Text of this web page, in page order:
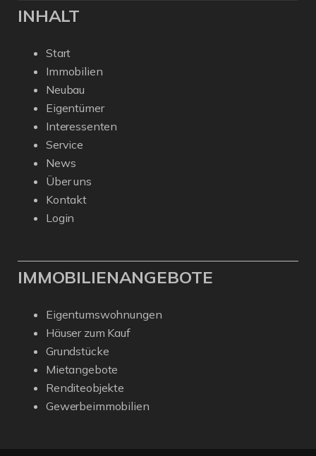
INHALT
Start
Immobilien
Neubau
Eigentümer
Interessenten
Service
News
Über uns
Kontakt
Login
IMMOBILIENANGEBOTE
Eigentumswohnungen
Häuser zum Kauf
Grundstücke
Mietangebote
Renditeobjekte
Gewerbeimmobilien